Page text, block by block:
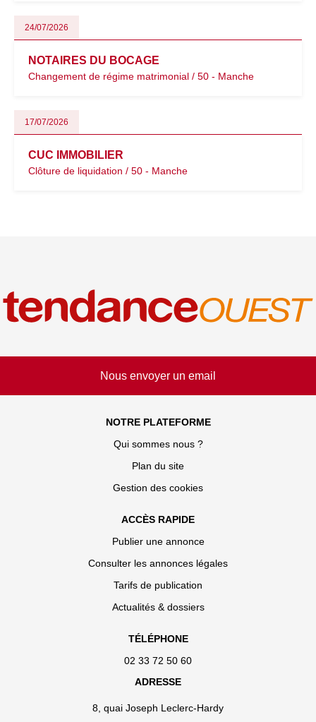
24/07/2026
NOTAIRES DU BOCAGE
Changement de régime matrimonial / 50 - Manche
17/07/2026
CUC IMMOBILIER
Clôture de liquidation / 50 - Manche
Nous envoyer un email
NOTRE PLATEFORME
Qui sommes nous ?
Plan du site
Gestion des cookies
ACCÈS RAPIDE
Publier une annonce
Consulter les annonces légales
Tarifs de publication
Actualités & dossiers
TÉLÉPHONE
02 33 72 50 60
ADRESSE
8, quai Joseph Leclerc-Hardy